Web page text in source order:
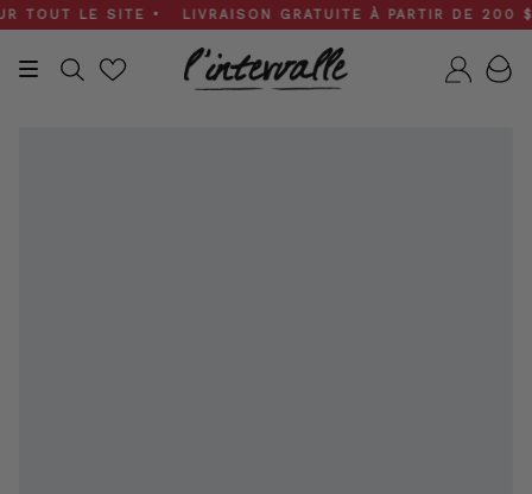
Skip
to
content
LE SITE • LIVRAISON GRATUITE À PARTIR DE 200 $
Recherche